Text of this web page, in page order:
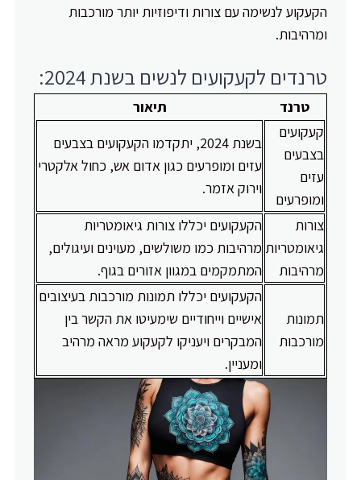
הקעקוע לנשימה עם צורות ודיפוזיות יותר מורכבות
ומרהיבות.
טרנדים לקעקועים לנשים בשנת 2024:
טרנד
תיאור
קעקועים
בצבעים
עזים
ומופרעים
בשנת 2024, יתקדמו הקעקועים בצבעים
עזים ומופרעים כגון אדום אש, כחול אלקטרי
וירוק אזמר.
צורות
גיאומטריות
מרהיבות
הקעקועים יכללו צורות גיאומטריות
מרהיבות כמו משולשים, מעוינים ועיגולים,
המתמקמים במגוון אזורים בגוף.
תמונות
מורכבות
הקעקועים יכללו תמונות מורכבות בעיצובים
אישיים וייחודיים שימעיטו את הקשר בין
המבקרים ויעניקו לקעקוע מראה מרהיב
ומעניין.